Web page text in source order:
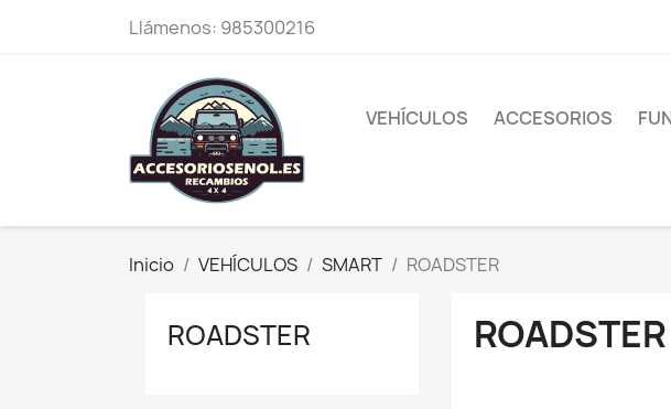
Llámenos: 985300216
VEHÍCULOS ACCESORIOS
Inicio VEHÍCULOS SMART ROADSTER
ROADSTER ROADSTER